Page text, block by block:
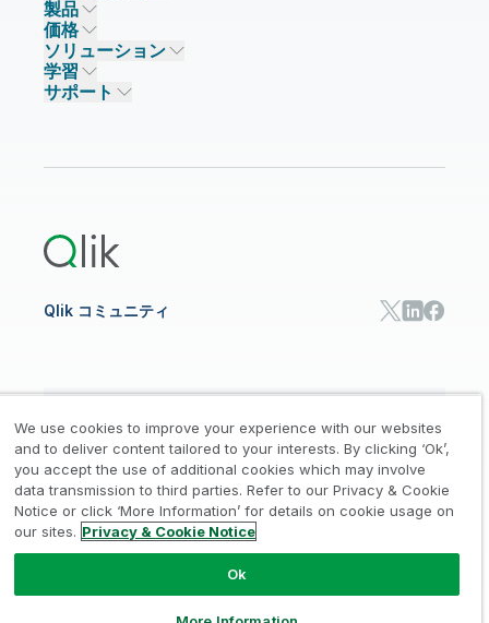
信頼とセキュリティ
信頼とプライバシー
信頼と AI
主なテクノロジーパートナー
データソースとターゲット
企業情報
採用情報
ニュースルーム
事業所 / 連絡先
製品
データ統合とデータ品質
Qlik Talend
Qlik Talend Cloud
Talend Data Fabric
Qlik Cloud Analytics
価格
データ統合
データ分析
AI / 機械学習
ソリューション
ソリューションパートナー
パートナー検索
学習
イベント
サポート
Qlik コミュニティ
法的規約 / プライバシーとクッキー通知 / 商標 /
Trust / 利用規約 / 個人情報取り扱い申請
© 1993-2026 QlikTech International
AB, All Rights Reserved
We use cookies to improve your experience with our websites
and to deliver content tailored to your interests. By clicking ‘Ok’,
you accept the use of additional cookies which may involve
data transmission to third parties. Refer to our Privacy & Cookie
Notice or click ‘More Information’ for details on cookie usage on
our sites. Privacy & Cookie Notice
Ok